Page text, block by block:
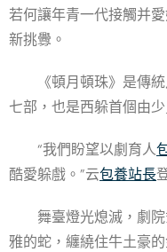
若何讓年青一代接觸并
新挑釁。
《頓月頓珠》是傳
七部，也是西躲首個由
“我們盼望以劇育人
酷愛躲戲。”云包養站長
舞臺燈光熄滅，劇
雅的蛇，纏繞住牛土豪